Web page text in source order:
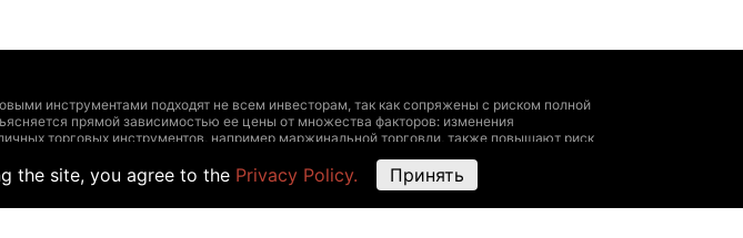
инструментами подходят не всем инвесторам, так как сопряжены с риском полной
прямой зависимостью ее цены от множества факторов: изменения
торговых инструментов, например маржинальной торговли, также повышают риск
четырех сопряженных факторах: личный опыт, исчерпывающая информация о всех
рекомендуем проконсультироваться у профессионала.
а указанные цены и другие данные — быть ориентировочными, не
the site, you agree to the Privacy Policy. Принять